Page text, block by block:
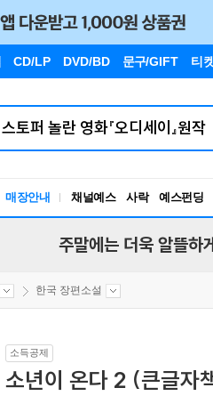
CD/LP DVD/BD 문구/GIFT 티
매장안내 채널예스 사락 예스펀딩
주말에는 더욱 알뜰하
한국 장편소설
소득공제
소년이 온다 2 (큰글자